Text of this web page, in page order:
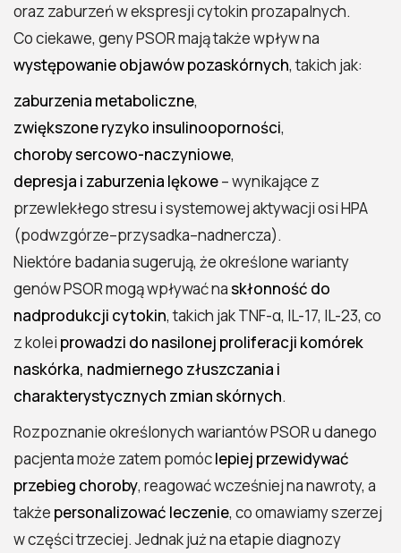
oraz zaburzeń w ekspresji cytokin prozapalnych.
Co ciekawe, geny PSOR mają także wpływ na
występowanie objawów pozaskórnych, takich jak:
zaburzenia metaboliczne,
zwiększone ryzyko insulinooporności,
choroby sercowo-naczyniowe,
depresja i zaburzenia lękowe– wynikające z
przewlekłego stresu i systemowej aktywacji osi HPA
(podwzgórze–przysadka–nadnercza).
Niektóre badania sugerują, że określone warianty
genów PSOR mogą wpływać naskłonność do
nadprodukcji cytokin, takich jak TNF-α, IL-17, IL-23, co
z kolei prowadzi do nasilonej proliferacji komórek
naskórka, nadmiernego złuszczania i
charakterystycznych zmian skórnych.
Rozpoznanie określonych wariantów PSOR u danego
pacjenta może zatem pomóclepiej przewidywać
przebieg choroby, reagować wcześniej na nawroty, a
także personalizować leczenie, co omawiamy szerzej
w części trzeciej. Jednak już na etapie diagnozy